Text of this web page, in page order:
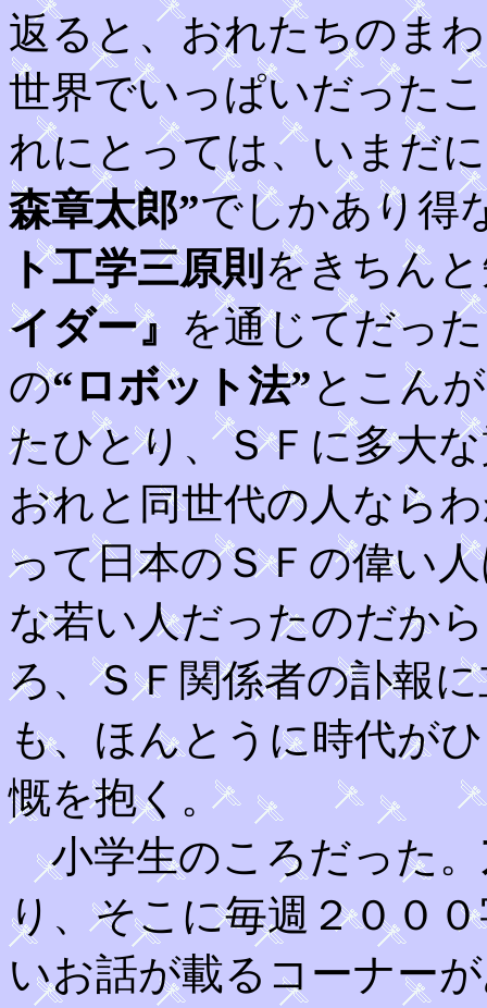
返ると、おれたちのま
世界でいっぱいだった
れにとっては、いまだ
森章太郎”でしかあり得
ト工学三原則 をきちん
イダー』 を通じてだっ
の“ロボット法”とこん
たひとり、ＳＦに多大
おれと同世代の人なら
って日本のＳＦの偉い
な若い人だったのだか
ろ、ＳＦ関係者の訃報
も、ほんとうに時代が
慨を抱く。
小学生のころだった。
り、そこに毎週２００
いお話が載るコーナー